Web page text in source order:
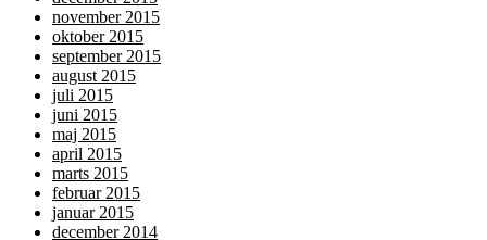
november 2015
oktober 2015
september 2015
august 2015
juli 2015
juni 2015
maj 2015
april 2015
marts 2015
februar 2015
januar 2015
december 2014